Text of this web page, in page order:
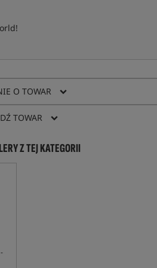
O TOWAR
TOWAR
Z TEJ KATEGORII